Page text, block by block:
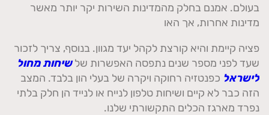
בעולם. אמנם בחלק מהמדינות השירות יקר יותר מאשר
מדינות אחרות, אך האו
פציה קיימת והיא קורצת לקהל יעד מגוון. בנוסף, צריך לזכור
שעד לפני מספר שנים נתפסה האפשרות שלשיחות מחול
לישראל כפנטזיה רחוקה ויקרה של בעלי הון בלבד. המצב
הזה כבר לא קיים ושיחות טלפון לנייח או לנייד הן חלק בלתי
נפרד מארגז הכלים התקשורתי שלנו.